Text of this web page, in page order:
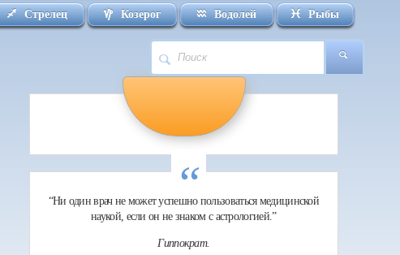
Стрелец Козерог Водолей Рыбы
“
“Ни один врач не может успешно пользоваться медицинской
наукой, если он не знаком с астрологией.”
Гиппократ.